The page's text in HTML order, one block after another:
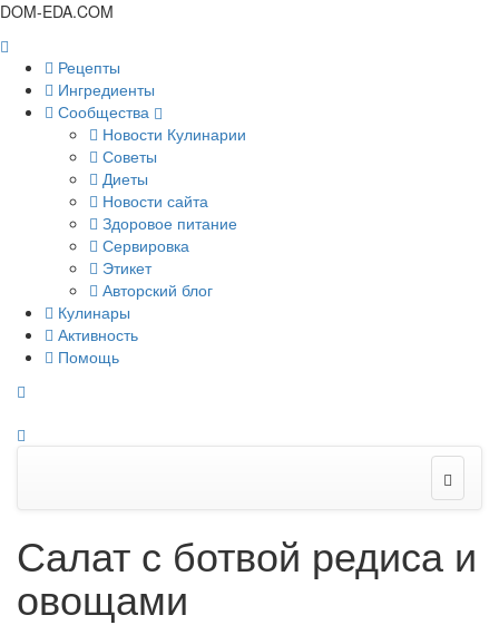
DOM-EDA.COM
Рецепты
Ингредиенты
Сообщества
Новости Кулинарии
Советы
Диеты
Новости сайта
Здоровое питание
Сервировка
Этикет
Авторский блог
Кулинары
Активность
Помощь
Салат с ботвой редиса и
овощами